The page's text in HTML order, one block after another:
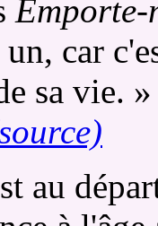
Emporte-
car
sa vie. »
au